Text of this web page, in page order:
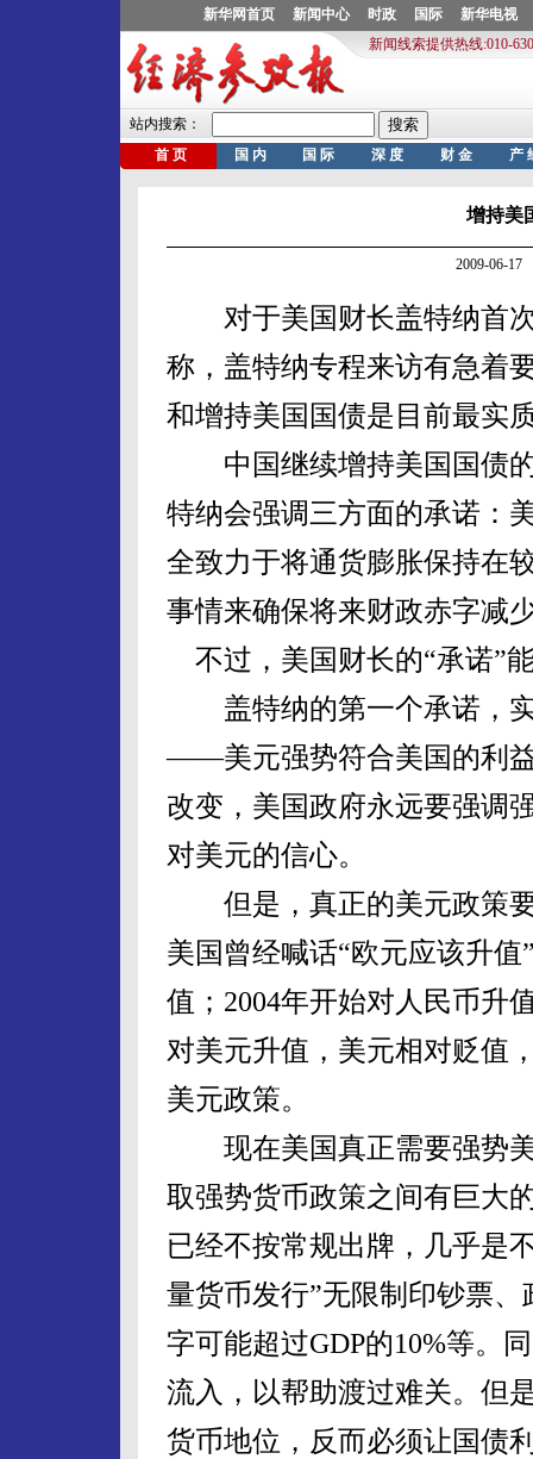
增持美
2009-06-17
对于美国财长盖特纳首次
称，盖特纳专程来访有急着
和增持美国国债是目前最实
中国继续增持美国国债的
特纳会强调三方面的承诺：
全致力于将通货膨胀保持在
事情来确保将来财政赤字减
不过，美国财长的“承诺”
盖特纳的第一个承诺，实
——美元强势符合美国的利
改变，美国政府永远要强调
对美元的信心。
但是，真正的美元政策要
美国曾经喊话“欧元应该升
值；2004年开始对人民币升
对美元升值，美元相对贬值
美元政策。
现在美国真正需要强势美
取强势货币政策之间有巨大
已经不按常规出牌，几乎是
量货币发行”无限制印钞票
字可能超过GDP的10%等。
流入，以帮助渡过难关。但
货币地位，反而必须让国债